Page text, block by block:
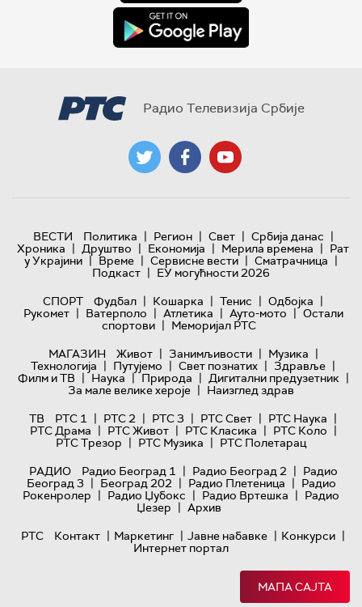
Радио Телевизија Србије
ВЕСТИ Политика | Регион | Свет | Србија данас |
Хроника | Друштво | Економија | Мерила времена | Рат
у Украјини | Време | Сервисне вести | Сматрачница |
Подкаст | ЕУ могућности 2026
СПОРТ
Фудбал | Кошарка | Тенис | Одбојка |
Рукомет | Ватерполо | Атлетика | Ауто-мото | Остали
спортови | Меморијал РТС
МАГАЗИН
Живот | Занимљивости | Музика |
Технологијa | Путујемо | Свет познатих | Здравље |
Филм и ТВ | Наука | Природа | Дигитални предузетник |
За мале велике хероје | Наизглед здрав
ТВ
РТС 1 | РТС 2 | РТС 3 | РТС Свет | РТС Наука |
РТС Драма | РТС Живот | РТС Класика | РТС Коло |
РТС Трезор | РТС Музика | РТС Полетарац
РАДИО
Радио Београд 1 | Радио Београд 2 | Радио
Београд 3 | Београд 202 | Радио Плетеница | Радио
Рокенролер | Радио Џубокс | Радио Вртешка | Радио
Џезер | Архив
РТС
Контакт | Маркетинг | Јавне набавке | Конкурси |
Интернет портал
МАПА САЈТА